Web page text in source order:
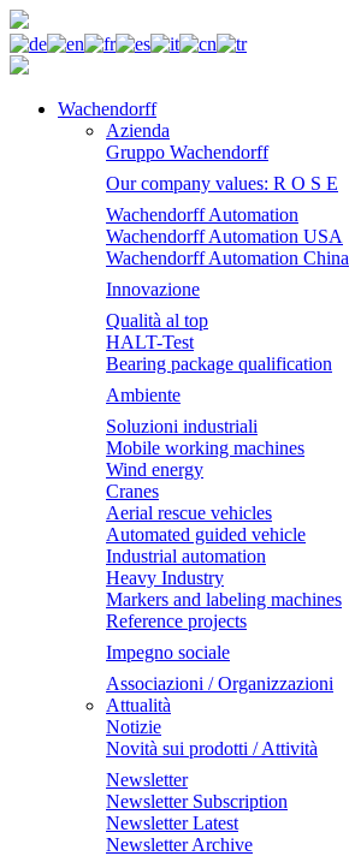
Wachendorff
Azienda
Gruppo Wachendorff
Our company values: R O S E
Wachendorff Automation
Wachendorff Automation USA
Wachendorff Automation China
Innovazione
Qualità al top
HALT-Test
Bearing package qualification
Ambiente
Soluzioni industriali
Mobile working machines
Wind energy
Cranes
Aerial rescue vehicles
Automated guided vehicle
Industrial automation
Heavy Industry
Markers and labeling machines
Reference projects
Impegno sociale
Associazioni / Organizzazioni
Attualità
Notizie
Novità sui prodotti / Attività
Newsletter
Newsletter Subscription
Newsletter Latest
Newsletter Archive